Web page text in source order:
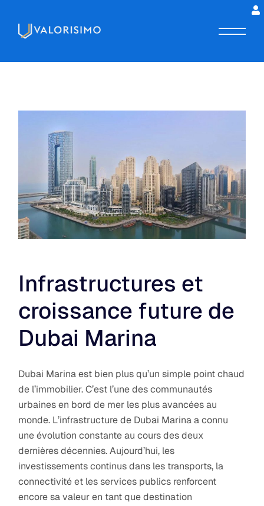
Infrastructures et
croissance future de
Dubai Marina
Dubai Marina est bien plus qu’un simple point chaud
de l’immobilier. C’est l’une des communautés
urbaines en bord de mer les plus avancées au
monde. L’infrastructure de Dubai Marina a connu
une évolution constante au cours des deux
dernières décennies. Aujourd’hui, les
investissements continus dans les transports, la
connectivité et les services publics renforcent
encore sa valeur en tant que destination